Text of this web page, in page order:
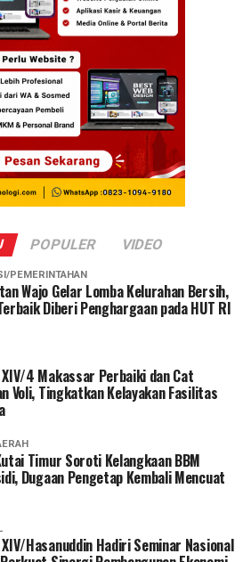
POPULER VIDEO
PEMERINTAHAN
Wajo Gelar Lomba Kelurahan Bersih,
Diberi Penghargaan pada HUT RI
XIV/4 Makassar Perbaiki dan Cat
Voli, Tingkatkan Kelayakan Fasilitas
Timur Soroti Kelangkaan BBM
Dugaan Pengetap Kembali Mencuat
Hasanuddin Hadiri Seminar Nasional